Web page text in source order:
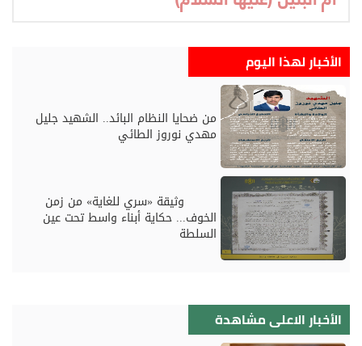
الأخبار لهذا اليوم
من ضحايا النظام البائد.. الشهيد جليل
مهدي نوروز الطائي
وثيقة «سري للغاية» من زمن
الخوف... حكاية أبناء واسط تحت عين
السلطة
الأخبار الاعلى مشاهدة